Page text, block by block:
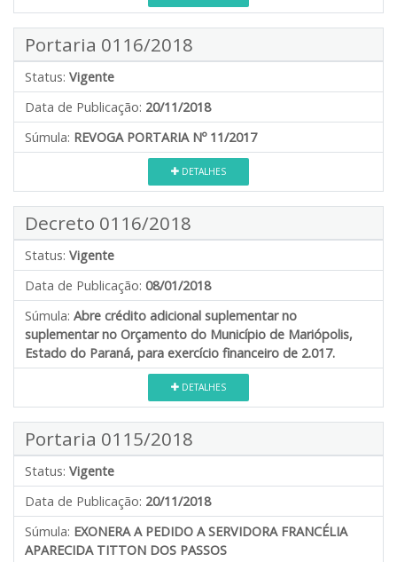
Portaria 0116/2018
Status: Vigente
Data de Publicação: 20/11/2018
Súmula: REVOGA PORTARIA Nº 11/2017
DETALHES
Decreto 0116/2018
Status: Vigente
Data de Publicação: 08/01/2018
Súmula: Abre crédito adicional suplementar no
suplementar no Orçamento do Município de Mariópolis,
Estado do Paraná, para exercício financeiro de 2.017.
DETALHES
Portaria 0115/2018
Status: Vigente
Data de Publicação: 20/11/2018
Súmula: EXONERA A PEDIDO A SERVIDORA FRANCÉLIA
APARECIDA TITTON DOS PASSOS